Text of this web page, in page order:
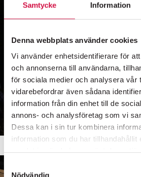
Samtycke Information
Denna webbplats använder cookies
Vi använder enhetsidentifierare för
och annonserna till användarna,
för sociala medier och analysera vår
vidarebefordrar även sådana
information från din enhet till de
annons- och analysföretag som vi
Dessa kan i sin tur kombinera
information som du har tillhandahållit
Nödvändig
Bernt Ola Volungholen (Sir Archie),
Tessan-Maria Lehmussaari (Elsalill)
Information om premiärer,
erbjudanden skickas
Integritetspolicy
PÅ SCEN KÖP BILJETTER
OM
KONTAKT